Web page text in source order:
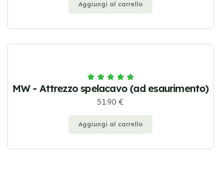
Aggiungi al carrello
MW - Attrezzo spelacavo (ad esaurimento)
51.90 €
Aggiungi al carrello